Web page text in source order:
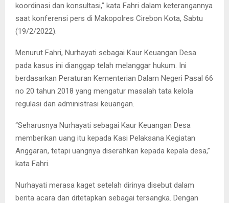
koordinasi dan konsultasi,” kata Fahri dalam keterangannya
saat konferensi pers di Makopolres Cirebon Kota, Sabtu
(19/2/2022).
Menurut Fahri, Nurhayati sebagai Kaur Keuangan Desa
pada kasus ini dianggap telah melanggar hukum. Ini
berdasarkan Peraturan Kementerian Dalam Negeri Pasal 66
no 20 tahun 2018 yang mengatur masalah tata kelola
regulasi dan administrasi keuangan.
“Seharusnya Nurhayati sebagai Kaur Keuangan Desa
memberikan uang itu kepada Kasi Pelaksana Kegiatan
Anggaran, tetapi uangnya diserahkan kepada kepala desa,”
kata Fahri.
Nurhayati merasa kaget setelah dirinya disebut dalam
berita acara dan ditetapkan sebagai tersangka. Dengan